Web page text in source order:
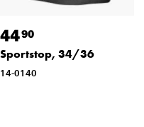
4490
Sportstop, 34/36
14-0140